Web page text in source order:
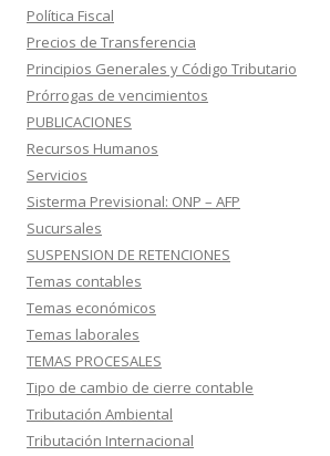
Política Fiscal
Precios de Transferencia
Principios Generales y Código Tributario
Prórrogas de vencimientos
PUBLICACIONES
Recursos Humanos
Servicios
Sisterma Previsional: ONP – AFP
Sucursales
SUSPENSION DE RETENCIONES
Temas contables
Temas económicos
Temas laborales
TEMAS PROCESALES
Tipo de cambio de cierre contable
Tributación Ambiental
Tributación Internacional